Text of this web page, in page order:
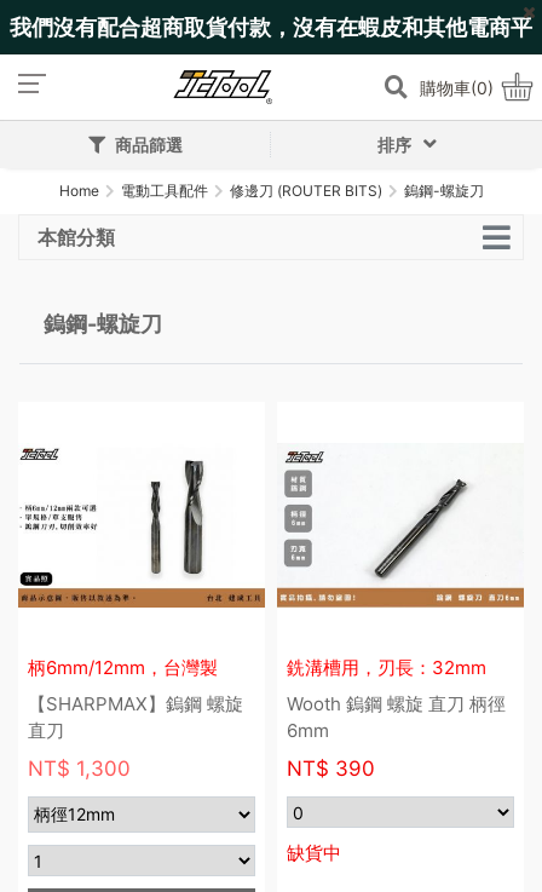
我們沒有配合超商取貨付款，沒有在蝦皮和其他電商平
台上架! 購物車(0)
商品篩選 排序
Home 電動工具配件 修邊刀 (ROUTER BITS) 鎢鋼-螺旋刀
本館分類
鎢鋼-螺旋刀
柄6mm/12mm，台灣製
【SHARPMAX】鎢鋼 螺旋
直刀
NT$ 1,300
銑溝槽用，刃長：32mm
Wooth 鎢鋼 螺旋 直刀 柄徑
6mm
NT$ 390
缺貨中